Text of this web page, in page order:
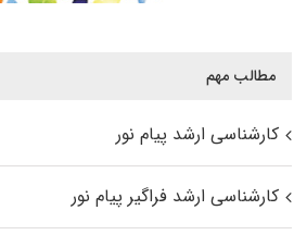
مطالب مهم
کارشناسی ارشد پیام نور
کارشناسی ارشد فراگیر پیام نور